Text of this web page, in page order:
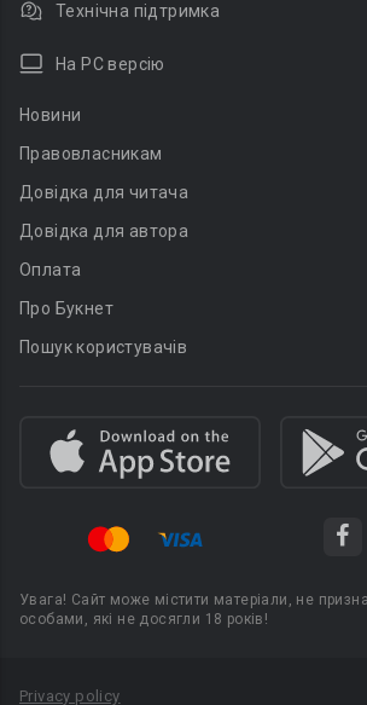
Технічна підтримка
На PC версію
Новини
Правовласникам
Довідка для читача
Довідка для автора
Оплата
Про Букнет
Пошук користувачів
Увага! Сайт може містити матеріали, не
особами, які не досягли 18 років!
Privacy policy